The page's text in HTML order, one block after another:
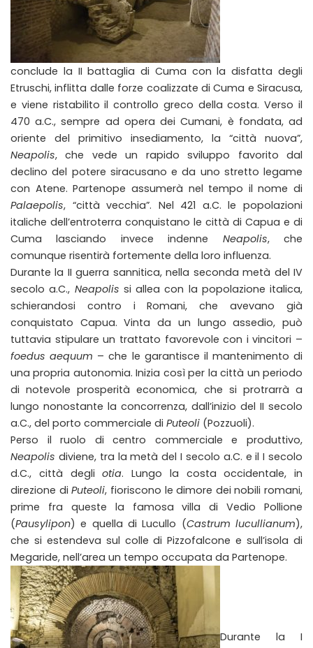
conclude la II battaglia di Cuma con la disfatta degli
Etruschi, inflitta dalle forze coalizzate di Cuma e Siracusa,
e viene ristabilito il controllo greco della costa. Verso il
470 a.C., sempre ad opera dei Cumani, è fondata, ad
oriente del primitivo insediamento, la “città nuova”,
Neapolis, che vede un rapido sviluppo favorito dal
declino del potere siracusano e da uno stretto legame
con Atene. Partenope assumerà nel tempo il nome di
Palaepolis, “città vecchia”. Nel 421 a.C. le popolazioni
italiche dell’entroterra conquistano le città di Capua e di
Cuma lasciando invece indenne Neapolis, che
comunque risentirà fortemente della loro influenza.
Durante la II guerra sannitica, nella seconda metà del IV
secolo a.C., Neapolis si allea con la popolazione italica,
schierandosi contro i Romani, che avevano già
conquistato Capua. Vinta da un lungo assedio, può
tuttavia stipulare un trattato favorevole con i vincitori –
foedus aequum – che le garantisce il mantenimento di
una propria autonomia. Inizia così per la città un periodo
di notevole prosperità economica, che si protrarrà a
lungo nonostante la concorrenza, dall’inizio del II secolo
a.C., del porto commerciale di Puteoli (Pozzuoli).
Perso il ruolo di centro commerciale e produttivo,
Neapolis diviene, tra la metà del I secolo a.C. e il I secolo
d.C., città degliotia. Lungo la costa occidentale, in
direzione diPuteoli, fioriscono le dimore dei nobili romani,
prime fra queste la famosa villa di Vedio Pollione
(Pausylipon) e quella di Lucullo (Castrum lucullianum),
che si estendeva sul colle di Pizzofalcone e sull’isola di
Megaride, nell’area un tempo occupata da Partenope.
Durante la I